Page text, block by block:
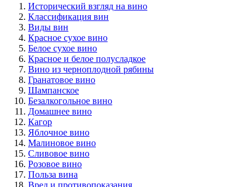
Исторический взгляд на вино
Классификация вин
Виды вин
Красное сухое вино
Белое сухое вино
Красное и белое полусладкое
Вино из черноплодной рябины
Гранатовое вино
Шампанское
Безалкогольное вино
Домашнее вино
Кагор
Яблочное вино
Малиновое вино
Сливовое вино
Розовое вино
Польза вина
Вред и противопоказания